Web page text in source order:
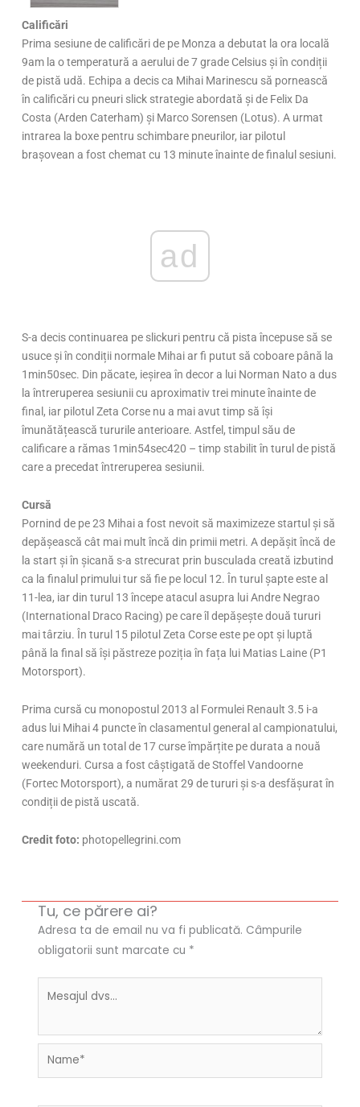
Calificări
Prima sesiune de calificări de pe Monza a debutat la ora locală
9am la o temperatură a aerului de 7 grade Celsius și în condiții
de pistă udă. Echipa a decis ca Mihai Marinescu să pornească
în calificări cu pneuri slick strategie abordată și de Felix Da
Costa (Arden Caterham) și Marco Sorensen (Lotus). A urmat
intrarea la boxe pentru schimbare pneurilor, iar pilotul
brașovean a fost chemat cu 13 minute înainte de finalul sesiuni.
ad
S-a decis continuarea pe slickuri pentru că pista începuse să se
usuce și în condiții normale Mihai ar fi putut să coboare până la
1min50sec. Din păcate, ieșirea în decor a lui Norman Nato a dus
la întreruperea sesiunii cu aproximativ trei minute înainte de
final, iar pilotul Zeta Corse nu a mai avut timp să își
îmunătățească tururile anterioare. Astfel, timpul său de
calificare a rămas 1min54sec420 – timp stabilit în turul de pistă
care a precedat întreruperea sesiunii.
Cursă
Pornind de pe 23 Mihai a fost nevoit să maximizeze startul și să
depășească cât mai mult încă din primii metri. A depășit încă de
la start și în șicană s-a strecurat prin busculada creată izbutind
ca la finalul primului tur să fie pe locul 12. În turul șapte este al
11-lea, iar din turul 13 începe atacul asupra lui Andre Negrao
(International Draco Racing) pe care îl depășește două tururi
mai târziu. În turul 15 pilotul Zeta Corse este pe opt și luptă
până la final să își păstreze poziția în fața lui Matias Laine (P1
Motorsport).
Prima cursă cu monopostul 2013 al Formulei Renault 3.5 i-a
adus lui Mihai 4 puncte în clasamentul general al campionatului,
care numără un total de 17 curse împărțite pe durata a nouă
weekenduri. Cursa a fost câștigată de Stoffel Vandoorne
(Fortec Motorsport), a numărat 29 de tururi și s-a desfășurat în
condiții de pistă uscată.
Credit foto: photopellegrini.com
Tu, ce părere ai?
Adresa ta de email nu va fi publicată. Câmpurile
obligatorii sunt marcate cu *
Name*